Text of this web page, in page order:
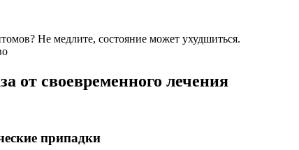
Не медлите, состояние может ухудшиться.
от своевременного лечения
припадки